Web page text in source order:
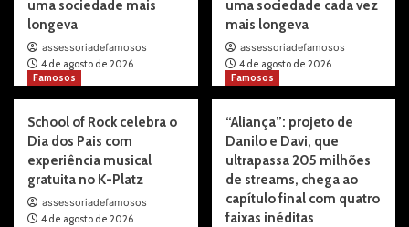
uma sociedade mais
longeva
assessoriadefamosos
4 de agosto de 2026
uma sociedade cada vez
mais longeva
assessoriadefamosos
4 de agosto de 2026
Famosos
School of Rock celebra o
Dia dos Pais com
experiência musical
gratuita no K-Platz
assessoriadefamosos
4 de agosto de 2026
Famosos
“Aliança”: projeto de
Danilo e Davi, que
ultrapassa 205 milhões
de streams, chega ao
capítulo final com quatro
faixas inéditas